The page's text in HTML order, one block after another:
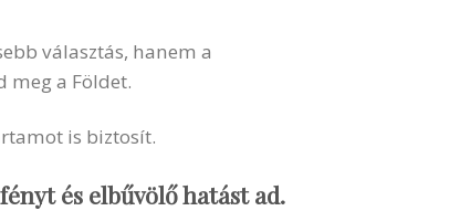
választás, hanem a
meg a Földet.
is biztosít.
és elbűvölő hatást ad.